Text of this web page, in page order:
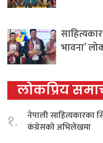
भावना’
लोकप्रिय
१.
नेपाली साहित्यकारका
कंग्रेसको अभिलेखमा